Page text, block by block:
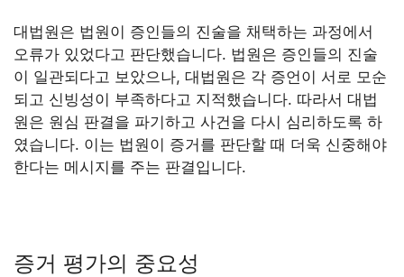
대법원은 법원이 증인들의 진술을 채택하는 과정에서
오류가 있었다고 판단했습니다. 법원은 증인들의 진술
이 일관되다고 보았으나, 대법원은 각 증언이 서로 모순
되고 신빙성이 부족하다고 지적했습니다. 따라서 대법
원은 원심 판결을 파기하고 사건을 다시 심리하도록 하
였습니다. 이는 법원이 증거를 판단할 때 더욱 신중해야
한다는 메시지를 주는 판결입니다.
증거 평가의 중요성